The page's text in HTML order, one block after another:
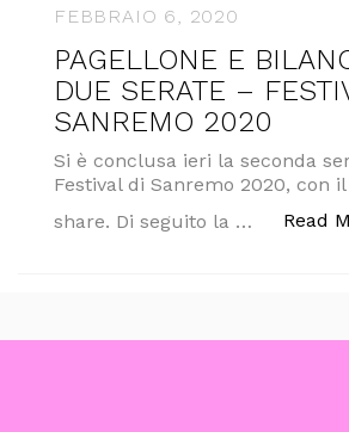
FEBBRAIO 6, 2020
PAGELLONE E
DUE SERATE –
SANREMO 2020
Si è conclusa ieri la seconda
Festival di Sanremo 2020, con il
share. Di seguito la …
Read